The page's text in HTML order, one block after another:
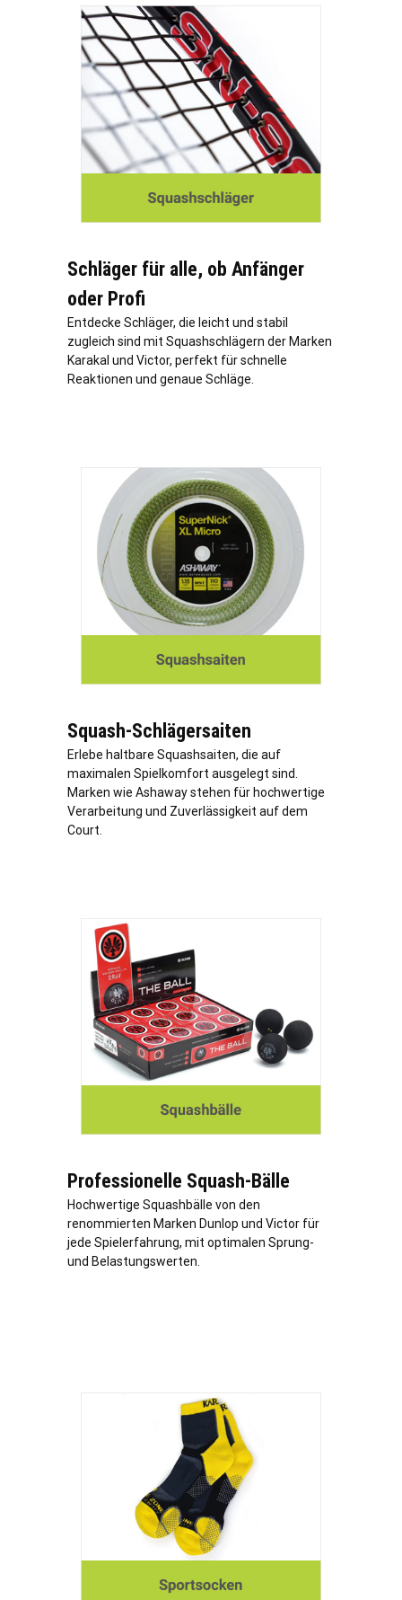
Schläger für alle, ob Anfänger
oder Profi
Entdecke Schläger, die leicht und stabil
zugleich sind mit Squashschlägern der Marken
Karakal und Victor, perfekt für schnelle
Reaktionen und genaue Schläge.
Squash-Schlägersaiten
Erlebe haltbare Squashsaiten, die auf
maximalen Spielkomfort ausgelegt sind.
Marken wie Ashaway stehen für hochwertige
Verarbeitung und Zuverlässigkeit auf dem
Court.
Professionelle Squash-Bälle
Hochwertige Squashbälle von den
renommierten Marken Dunlop und Victor für
jede Spielerfahrung, mit optimalen Sprung-
und Belastungswerten.